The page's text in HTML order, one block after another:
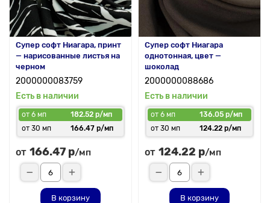
Супер софт Ниагара, принт
— нарисованные листья на
черном
2000000083759
Есть в наличии
от 6 мп
182.52 р/мп
от 30 мп
166.47 р/мп
от 166.47 р/мп
В корзину
Супер софт Ниагара
однотонная, цвет —
шоколад
2000000088686
Есть в наличии
от 6 мп
136.05 р/мп
от 30 мп
124.22 р/мп
от 124.22 р/мп
В корзину